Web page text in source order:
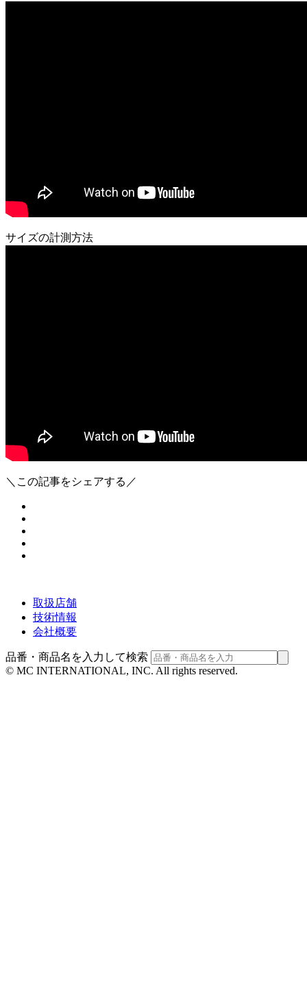
サイズの計測方法
＼この記事をシェアする／
取扱店舗
技術情報
会社概要
品番・商品名を入力して検索
© MC INTERNATIONAL, INC. All rights reserved.